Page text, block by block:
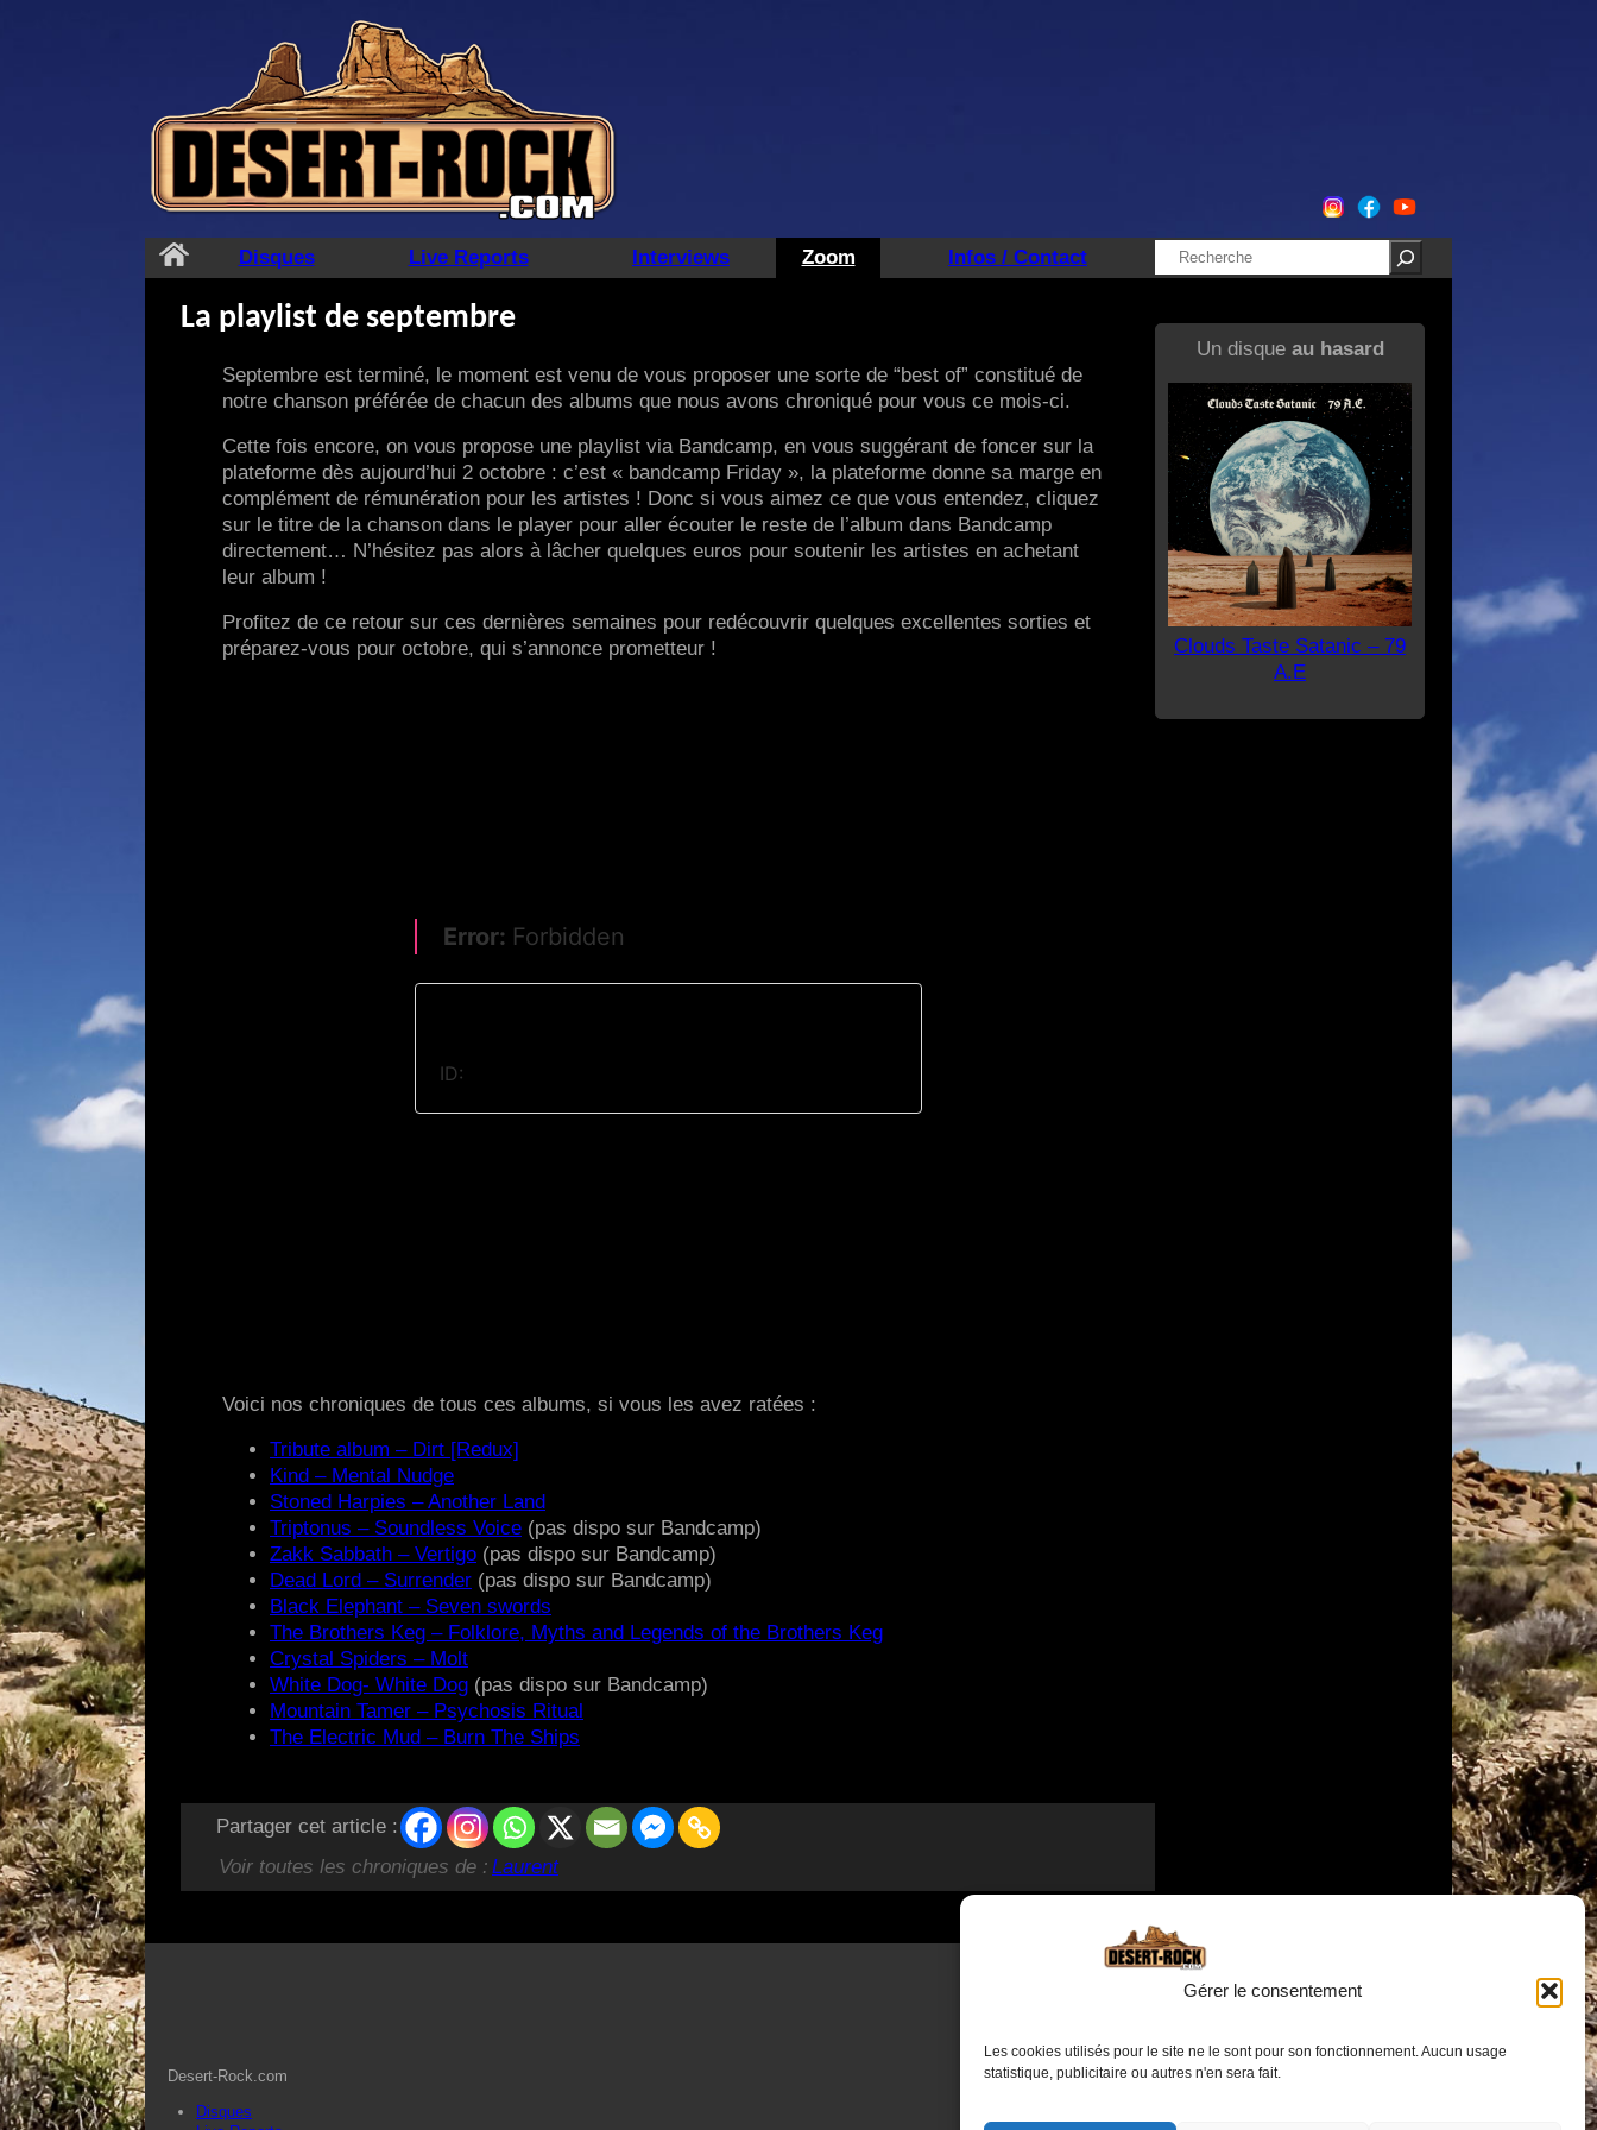
Gérer le consentement
Les cookies utilisés pour le site ne le sont pour son fonctionnement. Aucun usage
statistique, publicitaire ou autres n'en sera fait.
Disques Live Reports Interviews Zoom Infos / Contact Rechercher
La playlist de septembre
Septembre est terminé, le moment est venu de vous proposer une sorte de “best of” constitué de
notre chanson préférée de chacun des albums que nous avons chroniqué pour vous ce mois-ci.
Cette fois encore, on vous propose une playlist via Bandcamp, en vous suggérant de foncer sur la
plateforme dès aujourd’hui 2 octobre : c’est « bandcamp Friday », la plateforme donne sa marge en
complément de rémunération pour les artistes ! Donc si vous aimez ce que vous entendez, cliquez
sur le titre de la chanson dans le player pour aller écouter le reste de l’album dans Bandcamp
directement… N’hésitez pas alors à lâcher quelques euros pour soutenir les artistes en achetant
leur album !
Profitez de ce retour sur ces dernières semaines pour redécouvrir quelques excellentes sorties et
préparez-vous pour octobre, qui s’annonce prometteur !
Voici nos chroniques de tous ces albums, si vous les avez ratées :
Tribute album – Dirt [Redux]
Kind – Mental Nudge
Stoned Harpies – Another Land
Triptonus – Soundless Voice (pas dispo sur Bandcamp)
Zakk Sabbath – Vertigo (pas dispo sur Bandcamp)
Dead Lord – Surrender (pas dispo sur Bandcamp)
Black Elephant – Seven swords
The Brothers Keg – Folklore, Myths and Legends of the Brothers Keg
Crystal Spiders – Molt
White Dog- White Dog (pas dispo sur Bandcamp)
Mountain Tamer – Psychosis Ritual
The Electric Mud – Burn The Ships
Partager cet article :
Voir toutes les chroniques de : Laurent
Un disque au hasard
Clouds Taste Satanic – 79
A.E
Desert-Rock.com
Disques